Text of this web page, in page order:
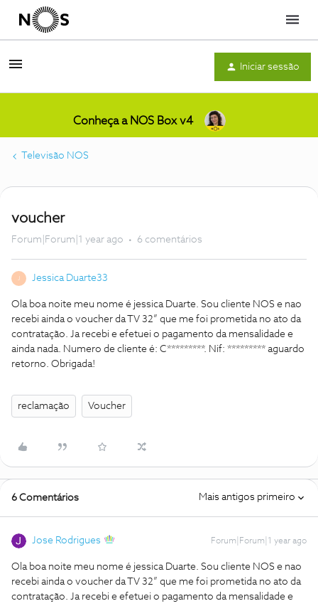
Menu
Iniciar sessão
Conheça a NOS Box v4
Televisão NOS
voucher
Forum|Forum|1 year ago 6 comentários
Jessica Duarte33
Ola boa noite meu nome é jessica Duarte. Sou cliente NOS e nao
recebi ainda o voucher da TV 32” que me foi prometida no ato da
contratação. Ja recebi e efetuei o pagamento da mensalidade e
ainda nada. Numero de cliente é: C*********. Nif: ********* aguardo
retorno. Obrigada!
reclamação Voucher
6 Comentários Mais antigos primeiro
Jose Rodrigues Forum|Forum|1 year ago
Ola boa noite meu nome é jessica Duarte. Sou cliente NOS e nao
recebi ainda o voucher da TV 32” que me foi prometida no ato da
contratação. Ja recebi e efetuei o pagamento da mensalidade e